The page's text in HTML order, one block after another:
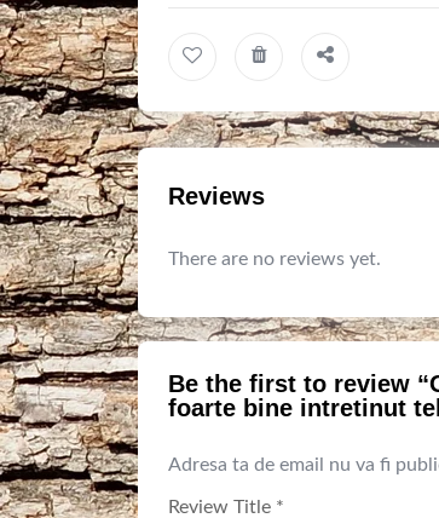
Reviews
There are no reviews yet.
Be the first to review
foarte bine intretinut
Adresa ta de email nu va fi
Review Title *